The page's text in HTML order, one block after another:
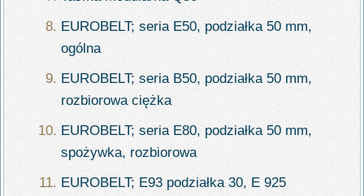
EUROBELT; seria E50, podziałka 50 mm,
ogólna
EUROBELT; seria B50, podziałka 50 mm,
rozbiorowa ciężka
EUROBELT; seria E80, podziałka 50 mm,
spożywka, rozbiorowa
EUROBELT; E93 podziałka 30, E 925